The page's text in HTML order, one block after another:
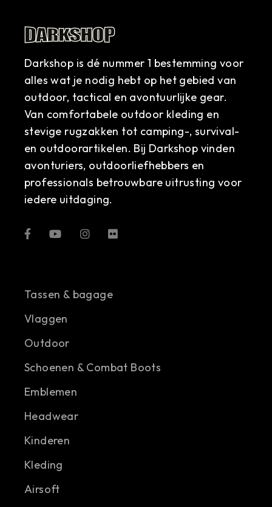
Darkshop is dé nummer 1 bestemming voor
alles wat je nodig hebt op het gebied van
outdoor, tactical en avontuurlijke gear.
Van comfortabele outdoor kleding en
stevige rugzakken tot camping-, survival-
en outdoorartikelen. Bij Darkshop vinden
avonturiers, outdoorliefhebbers en
professionals betrouwbare uitrusting voor
iedere uitdaging.
Tassen & bagage
Vlaggen
Outdoor
Schoenen & Combat Boots
Emblemen
Headwear
Kinderen
Kleding
Airsoft